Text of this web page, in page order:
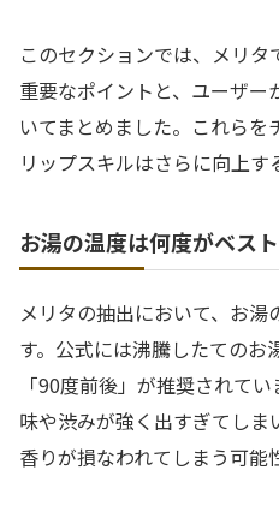
このセクションでは、メリ
重要なポイントと、ユーザ
いてまとめました。これら
リップスキルはさらに向上す
お湯の温度は何度がベス
メリタの抽出において、お
す。公式には沸騰したてのお
「90度前後」が推奨されて
味や渋みが強く出すぎてし
香りが損なわれてしまう可能